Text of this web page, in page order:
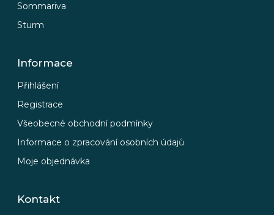
Sommariva
Sturm
Informace
Přihlášení
Registrace
Všeobecné obchodní podmínky
Informace o zpracování osobních údajů
Moje objednávka
Kontakt